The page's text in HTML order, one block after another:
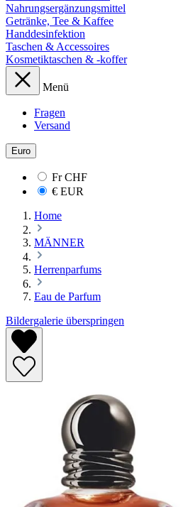
Nahrungsergänzungsmittel
Getränke, Tee & Kaffee
Handdesinfektion
Taschen & Accessoires
Kosmetiktaschen & -koffer
Menü
Fragen
Versand
Euro
FrCHF
€ EUR
Home
MÄNNER
Herrenparfums
Eau de Parfum
Bildergalerie überspringen